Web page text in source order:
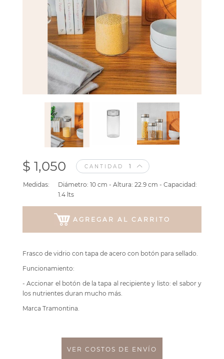
$ 1,050 CANTIDAD
Medidas:
Diámetro: 10 cm - Altura: 22.9 cm - Capacidad:
1.4 lts
AGREGAR AL CARRITO
Frasco de vidrio con tapa de acero con botón para sellado.
Funcionamiento:
- Accionar el botón de la tapa al recipiente y listo: el sabor y
los nutrientes duran mucho más.
Marca Tramontina.
VER COSTOS DE ENVÍO